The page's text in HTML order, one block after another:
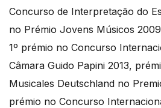
Concurso de Interpretação do
no Prémio Jovens Músicos
1º prémio no Concurso
Câmara Guido Papini 2013,
Musicales Deutschland no
prémio no Concurso